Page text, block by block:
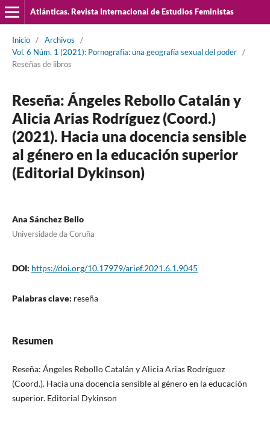
Atlánticas. Revista Internacional de Estudios Feministas
Inicio / Archivos
/
Vol. 6 Núm. 1 (2021): Pornografía: una geografía sexual del poder /
Reseñas de libros
Reseña: Ángeles Rebollo Catalán y
Alicia Arias Rodríguez (Coord.)
(2021). Hacia una docencia sensible
al género en la educación superior
(Editorial Dykinson)
Ana Sánchez Bello
Universidade da Coruña
DOI: https://doi.org/10.17979/arief.2021.6.1.9045
Palabras clave: reseña
Resumen
Reseña: Ángeles Rebollo Catalán y Alicia Arias Rodríguez
(Coord.). Hacia una docencia sensible al género en la educación
superior. Editorial Dykinson